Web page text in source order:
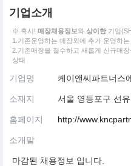
기업소개
※ 혹시! 매장채용정보와 상이한 기업
1.기존운영하는 매장외에 추가 운영하
2.기존매장을 철수하고 새롭게 신규매
상태
기업명 케이앤씨파트너스
소재지 서울 영등포구 선
홈페이지 http://
소개말
마감된 채용정보 입니다.